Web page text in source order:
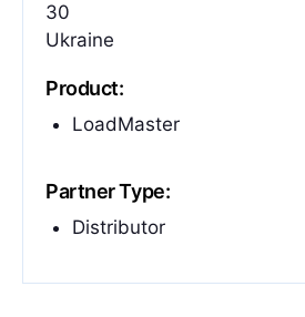
30
Ukraine
Product:
LoadMaster
Partner Type:
Distributor